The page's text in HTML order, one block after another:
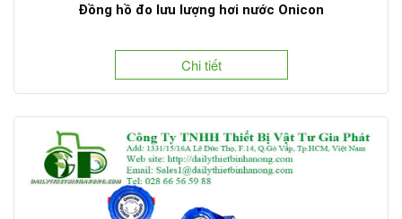
Đồng hồ đo lưu lượng hơi nước Onicon
Chi tiết